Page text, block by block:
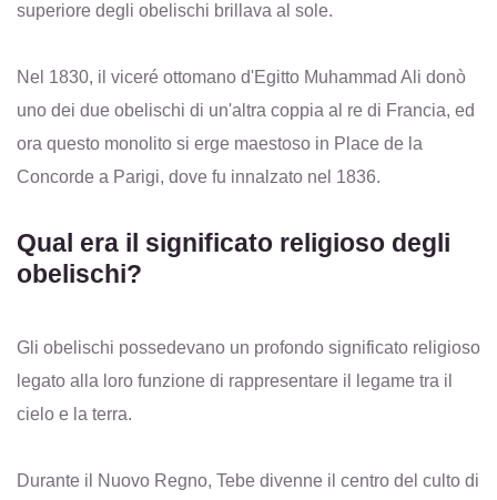
superiore degli obelischi brillava al sole.
Nel 1830, il viceré ottomano d'Egitto Muhammad Ali donò
uno dei due obelischi di un'altra coppia al re di Francia, ed
ora questo monolito si erge maestoso in Place de la
Concorde a Parigi, dove fu innalzato nel 1836.
Qual era il significato religioso degli
obelischi?
Gli obelischi possedevano un profondo significato religioso
legato alla loro funzione di rappresentare il legame tra il
cielo e la terra.
Durante il Nuovo Regno, Tebe divenne il centro del culto di